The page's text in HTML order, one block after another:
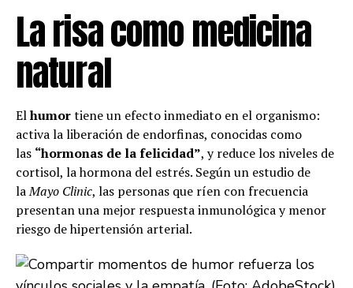
La risa como medicina
natural
Elhumortiene un efecto inmediato en el organismo:
activa la liberación de endorfinas, conocidas como
las “hormonas de la felicidad”, y reduce los niveles de
cortisol, la hormona del estrés. Según un estudio de
laMayo Clinic, las personas que ríen con frecuencia
presentan una mejor respuesta inmunológica y menor
riesgo de hipertensión arterial.